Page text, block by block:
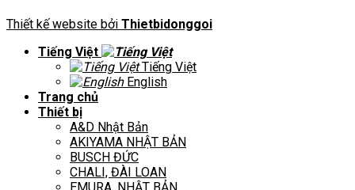
Thiết kế website bởi Thietbidonggoi
Tiếng Việt
Tiếng Việt
English
Trang chủ
Thiết bị
A&D Nhật Bản
AKIYAMA NHẬT BẢN
BUSCH ĐỨC
CHALI, ĐÀI LOAN
EMURA, NHẬT BẢN